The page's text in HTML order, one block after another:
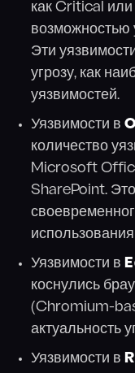
как Critical
возможностью
Эти
угрозу, как
уязвимостей.
Уязвимости в
количество
Microsoft
SharePoint.
Уязвимости в
коснулись
(Chromium-
актуальность
Уязвимости в